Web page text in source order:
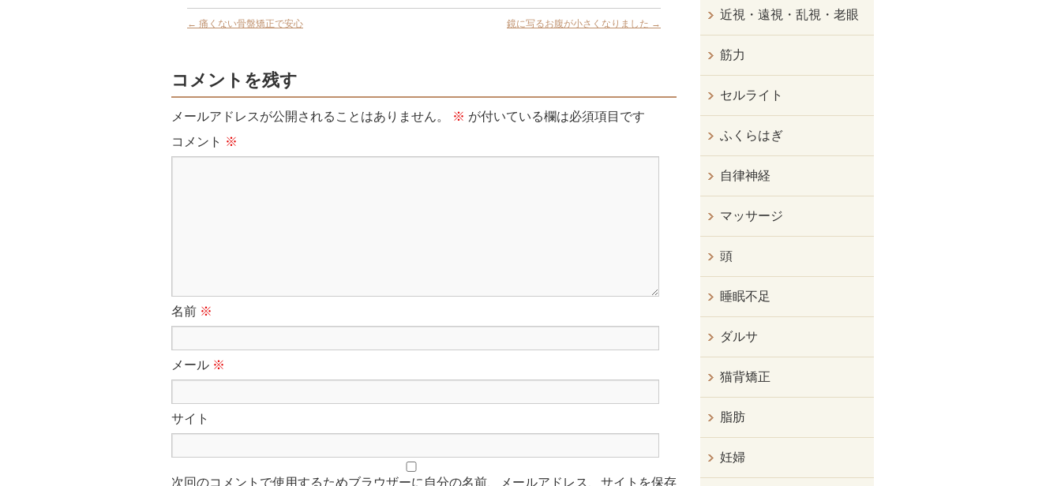
← 痛くない骨盤矯正で安心 鏡に写るお腹が小さくなりました →
コメントを残す
メールアドレスが公開されることはありません。 ※ が付いている欄は必須項目です
コメント ※
名前 ※
メール ※
サイト
次回のコメントで使用するためブラウザーに自分の名前、メールアドレス、サイトを保存
近視・遠視・乱視・老眼
筋力
セルライト
ふくらはぎ
自律神経
マッサージ
頭
睡眠不足
ダルサ
猫背矯正
脂肪
妊婦